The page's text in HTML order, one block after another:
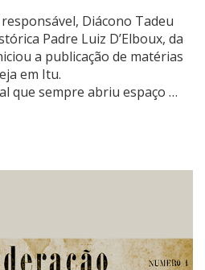
Diácono Tadeu
Padre Luiz D’Elboux, da
a publicação de matérias
em Itu.
que sempre abriu espaço …